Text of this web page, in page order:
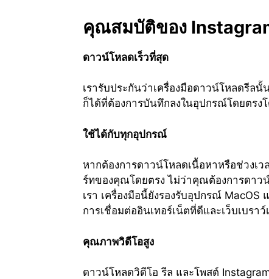
คุณสมบัติของ
ดาวน์โหลดเร็วที่สุด
เรารับประกันว่าเครื่องมือดาวน์โหลดรีล
ก็ได้ที่ต้องการบันทึกลงในอุปกรณ์โดยตรง
ใช้ได้กับทุกอุปกรณ์
หากต้องการดาวน์โหลดเนื้อหาหรือช่วงเ
ร์ทของคุณโดยตรง ไม่ว่าคุณต้องการดาว
เรา เครื่องมือนี้ยังรองรับอุปกรณ์
การเชื่อมต่ออินเทอร์เน็ตที่ดีและเว็บเบรา
คุณภาพวิดีโอสูง
ดาวน์โหลดวิดีโอ รีล และโพสต์